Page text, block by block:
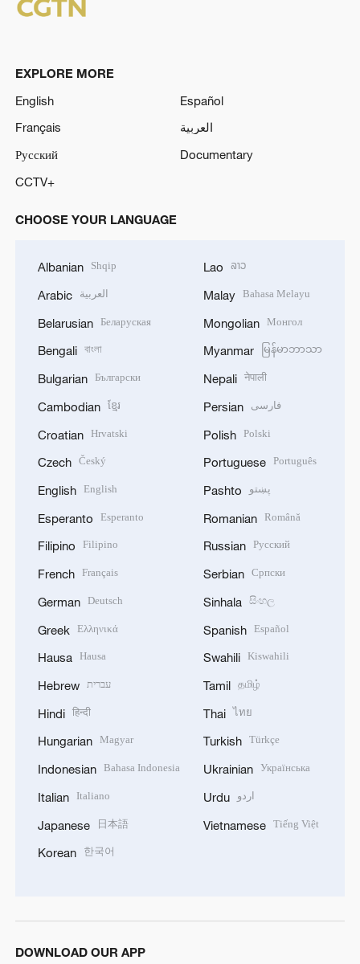
EXPLORE MORE
English
Español
Français
العربية
Русский
Documentary
CCTV+
CHOOSE YOUR LANGUAGE
Albanian Shqip
Arabic العربية
Belarusian Беларуская
Bengali বাংলা
Bulgarian Български
Cambodian ខ្មែរ
Croatian Hrvatski
Czech Český
English English
Esperanto Esperanto
Filipino Filipino
French Français
German Deutsch
Greek Ελληνικά
Hausa Hausa
Hebrew עברית
Hindi हिन्दी
Hungarian Magyar
Indonesian Bahasa Indonesia
Italian Italiano
Japanese 日本語
Korean 한국어
Lao ລາວ
Malay Bahasa Melayu
Mongolian Монгол
Myanmar မြန်မာဘာသာ
Nepali नेपाली
Persian فارسی
Polish Polski
Portuguese Português
Pashto پښتو
Romanian Română
Russian Русский
Serbian Српски
Sinhala සිංහල
Spanish Español
Swahili Kiswahili
Tamil தமிழ்
Thai ไทย
Turkish Türkçe
Ukrainian Українська
Urdu اردو
Vietnamese Tiếng Việt
DOWNLOAD OUR APP